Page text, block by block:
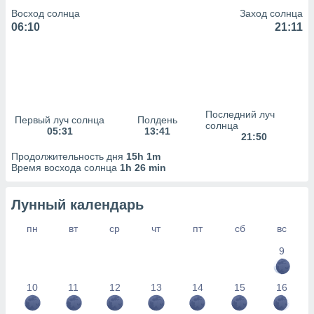
доступ
Восход солнца
06:10
Заход солнца
21:11
Первый луч солнца
05:31
Полдень
13:41
Последний луч
солнца
21:50
Продолжительность дня 15h 1m
Время восхода солнца 1h 26 min
Лунный календарь
пн вт ср чт пт сб
вс
9
10 11 12 13 14 15 16